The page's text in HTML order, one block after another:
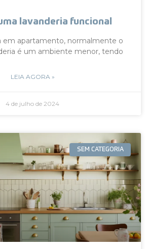
lavanderia funcional
em apartamento, normalmente o
é um ambiente menor, tendo
LEIA AGORA »
4 de julho de 2024
SEM CATEGORIA